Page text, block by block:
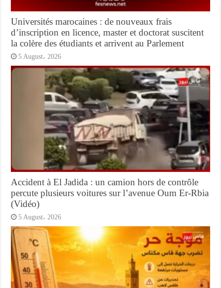
Universités marocaines : de nouveaux frais
d’inscription en licence, master et doctorat suscitent
la colère des étudiants et arrivent au Parlement
5 August، 2026
Accident à El Jadida : un camion hors de contrôle
percute plusieurs voitures sur l’avenue Oum Er-Rbia
(Vidéo)
5 August، 2026